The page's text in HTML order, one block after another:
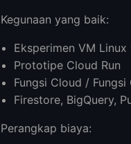
Kegunaan yang baik:
Eksperimen VM
Prototipe Cloud Run
Fungsi Cloud / Fungsi
Firestore, BigQuery,
Perangkap biaya: